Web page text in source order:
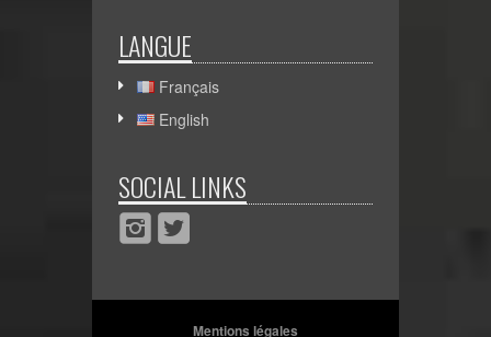
LANGUE
Français
English
SOCIAL LINKS
Mentions légales